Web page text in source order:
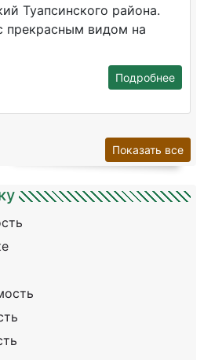
Туапсинского района.
прекрасным видом на
Подробнее
Показать все